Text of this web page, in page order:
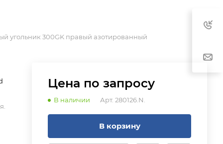
угольник 300GK правый азотированный
Цена по запросу
В наличии Арт. 280126.N.
В корзину